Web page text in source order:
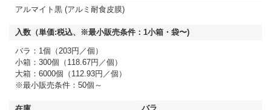
アルマイト黒 (アルミ耐食皮膜)
バラ：1個（203円／個）
小箱：300個（118.67円／個）
大箱：6000個（112.93円／個）
※最小販売条件：50個～